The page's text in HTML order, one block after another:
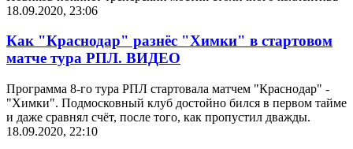
18.09.2020, 23:06
Как "Краснодар" разнёс "Химки" в стартовом
матче тура РПЛ. ВИДЕО
Программа 8-го тура РПЛ стартовала матчем "Краснодар" -
"Химки". Подмосковный клуб достойно бился в первом тайме
и даже сравнял счёт, после того, как пропустил дважды.
18.09.2020, 22:10